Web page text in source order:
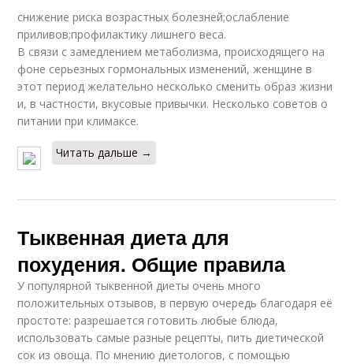
снижение риска возрастных болезней;ослабление
приливов;профилактику лишнего веса.
В связи с замедлением метаболизма, происходящего на
фоне серьезных гормональных изменений, женщине в
этот период желательно несколько сменить образ жизни
и, в частности, вкусовые привычки. Несколько советов о
питании при климаксе.
Читать дальше →
Тыквенная диета для
похудения. Общие правила
У популярной тыквенной диеты очень много
положительных отзывов, в первую очередь благодаря её
простоте: разрешается готовить любые блюда,
использовать самые разные рецепты, пить диетической
сок из овоща. По мнению диетологов, с помощью